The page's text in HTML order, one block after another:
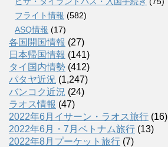
フライト情報 (582)
ASQ情報 (17)
各国開国情報 (27)
日本帰国情報 (141)
タイ国内情勢 (412)
パタヤ近況 (1,247)
バンコク近況 (24)
ラオス情報 (47)
2022年6月イサーン・ラオス旅行 (16)
2022年6月・7月ベトナム旅行 (13)
2022年8月プーケット旅行 (7)